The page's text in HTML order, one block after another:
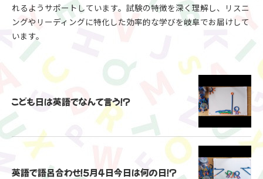
れるようサポートしています。試験の特徴を深く理解し、リスニ
ングやリーディングに特化した効率的な学びを岐阜でお届けして
います。
こども日は英語でなんて言う！？
英語で語呂合わせ！5月4日今日は何の日！？